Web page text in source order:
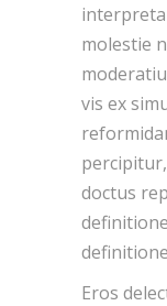
molestie
vis ex
doctus
Eros